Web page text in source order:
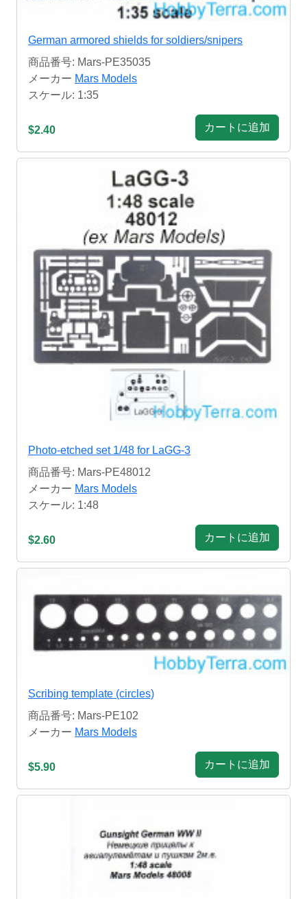
German armored shields for soldiers/snipers
商品番号: Mars-PE35035
メーカー Mars Models
スケール: 1:35
$2.40 カートに追加
Photo-etched set 1/48 for LaGG-3
商品番号: Mars-PE48012
メーカー Mars Models
スケール: 1:48
$2.60 カートに追加
Scribing template (circles)
商品番号: Mars-PE102
メーカー Mars Models
$5.90 カートに追加